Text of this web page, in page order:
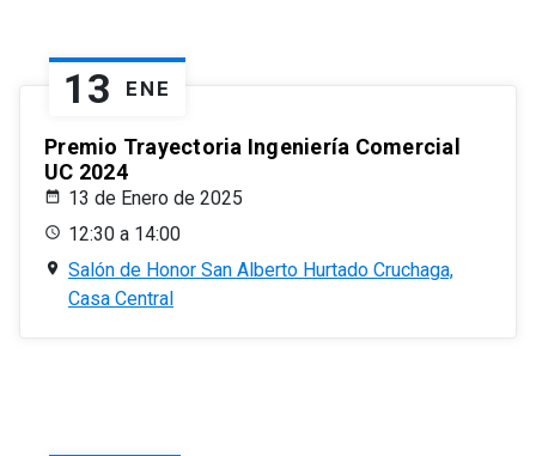
13 ENE
Premio Trayectoria Ingeniería Comercial
UC 2024
13 de Enero de 2025
12:30 a 14:00
Salón de Honor San Alberto Hurtado Cruchaga,
Casa Central